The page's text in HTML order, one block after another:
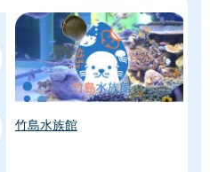
竹島水族館